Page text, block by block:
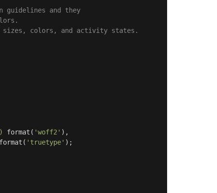
guidelines and they
sizes, colors, and activity states.
format ( 'woff2' ) ,
format ( 'truetype' );